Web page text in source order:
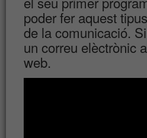
poder fer aquest
de la comunicació.
un correu elèctrònic
web.